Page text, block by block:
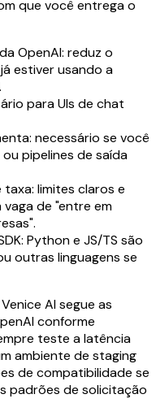
que você entrega o
OpenAI: reduz o
estiver usando a
para UIs de chat
necessário se você
pipelines de saída
limites claros e
de "entre em
Python e JS/TS são
outras linguagens se
AI segue as
conforme
teste a latência
ambiente de staging
de compatibilidade se
padrões de solicitação